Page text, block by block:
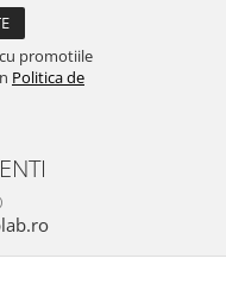
promotiile
Politica de